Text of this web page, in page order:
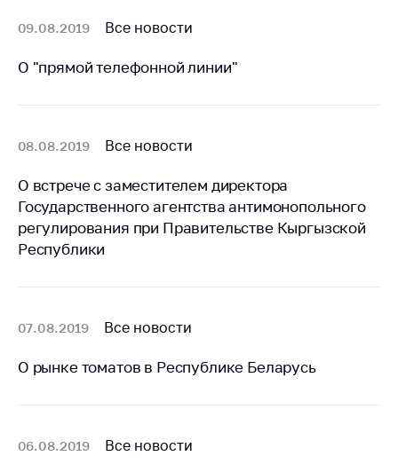
Личный прием
линия
Горячая линия
Электронные
обращения
Сообщить о росте
цен на лекарства и
изделия
работы
09.08.2019 Все новости
О "прямой телефонной линии"
08.08.2019 Все новости
О встрече с заместителем директора
Государственного агентства антимонопольного
регулирования при Правительстве Кыргызской
Республики
07.08.2019 Все новости
О рынке томатов в Республике Беларусь
06.08.2019 Все новости